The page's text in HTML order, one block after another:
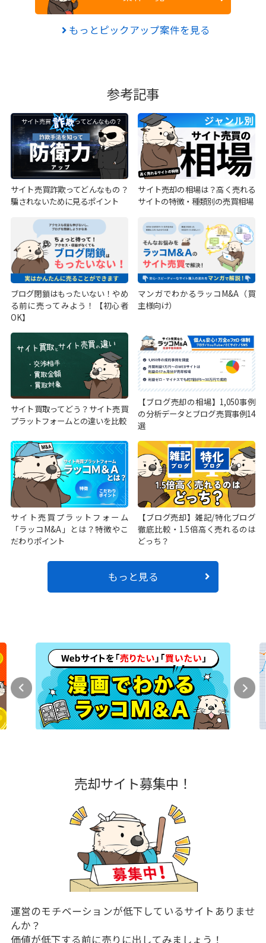
もっとピックアップ案件を見る
参考記事
サイト売買詐欺ってどんなもの？
騙されないために見るポイント
サイト売却の相場は？高く売れる
サイトの特徴・種類別の売買相場
ブログ閉鎖はもったいない！やめ
る前に売ってみよう！【初心者
OK】
マンガでわかるラッコM&A（買
主様向け）
サイト買取ってどう？サイト売買
プラットフォームとの違いを比較
【ブログ売却の相場】1,050事例
の分析データとブログ売買事例14
選
サイト売買プラットフォーム
「ラッコM&A」とは？特徴やこ
だわりポイント
【ブログ売却】雑記/特化ブログ
徹底比較・1.5倍高く売れるのは
どっち？
もっと見る
売却サイト募集中！
運営のモチベーションが低下しているサイトありませ
んか？
価値が低下する前に売りに出してみましょう！